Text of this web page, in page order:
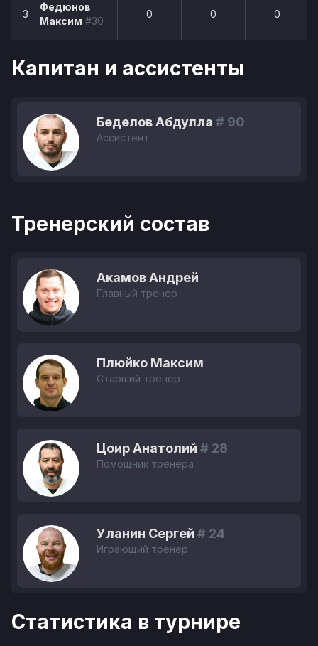
3
Федюнов
Максим #30
0 0 0
Капитан и ассистенты
Беделов Абдулла # 90
Ассистент
Тренерский состав
Акамов Андрей
Главный тренер
Плюйко Максим
Старший тренер
Цоир Анатолий # 28
Помощник тренера
Уланин Сергей # 24
Играющий тренер
Статистика в турнире